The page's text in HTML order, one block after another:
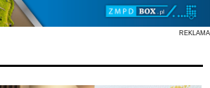
REKLAMA